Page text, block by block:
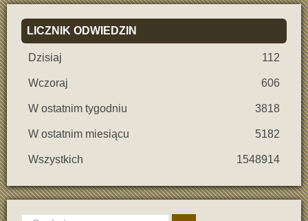
LICZNIK ODWIEDZIN
Dzisiaj 112
Wczoraj 606
W ostatnim tygodniu 3818
W ostatnim miesiącu 5182
Wszystkich 1548914